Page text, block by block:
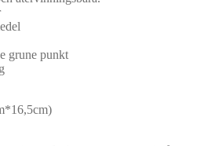
grune punkt